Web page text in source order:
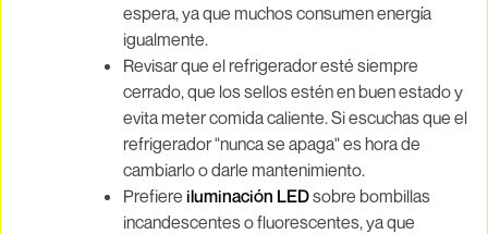
espera, ya que muchos consumen energía
igualmente.
Revisar que el refrigerador esté siempre
cerrado, que los sellos estén en buen estado y
evita meter comida caliente. Si escuchas que el
refrigerador "nunca se apaga" es hora de
cambiarlo o darle mantenimiento.
Prefiere iluminación LEDsobre bombillas
incandescentes o fluorescentes, ya que